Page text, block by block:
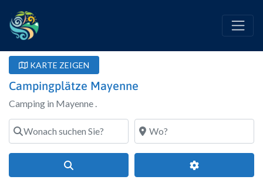
KARTE ZEIGEN
Campingplätze Mayenne
Camping in Mayenne .
Wonach suchen Sie?
Wo?
Erweiterte